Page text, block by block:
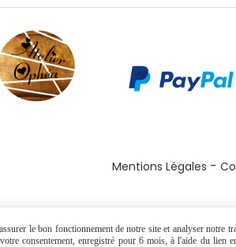
Mentions Légales
le bon fonctionnement de notre site et analyser notre
consentement, enregistré pour 6 mois, à l'aide du